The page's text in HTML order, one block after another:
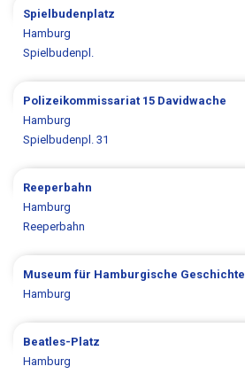
Spielbudenplatz
Hamburg
Spielbudenpl.
Polizeikommissariat 15 Davidwache
Hamburg
Spielbudenpl. 31
Reeperbahn
Hamburg
Reeperbahn
Museum für Hamburgische Geschichte
Hamburg
Beatles-Platz
Hamburg